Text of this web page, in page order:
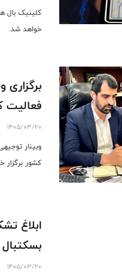
کلینیک بال
خواهد شد.
فعالیت
1405/03/20
وبینار
کشور برگزار
ابلاغ
بسکتبال
1405/03/20